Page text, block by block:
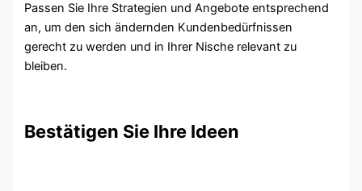
Passen Sie Ihre Strategien und Angebote entsprechend
an, um den sich ändernden Kundenbedürfnissen
gerecht zu werden und in Ihrer Nische relevant zu
bleiben.
Bestätigen Sie Ihre Ideen